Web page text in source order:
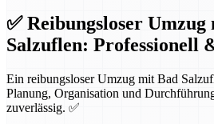
✅ Reibungsloser Umzug
Salzuflen: Professionell
Ein reibungsloser Umzug mit Bad
Planung, Organisation und
zuverlässig. ✅